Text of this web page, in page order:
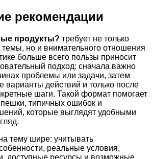
рекомендации
продукты? требует не только
но и внимательного отношения
больше всего пользы приносит
подход: сначала важно
проблемы или задачи, затем
варианты действий и только после
шаги. Такой формат помогает
типичных ошибок и
которые выглядят удобными
тему шире: учитывать
реальные условия,
доступные ресурсы и возможные